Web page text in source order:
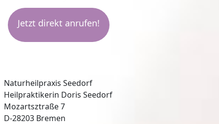
Jetzt direkt anrufen!
Naturheilpraxis Seedorf
Heilpraktikerin Doris Seedorf
Mozartsztraße 7
D-28203 Bremen